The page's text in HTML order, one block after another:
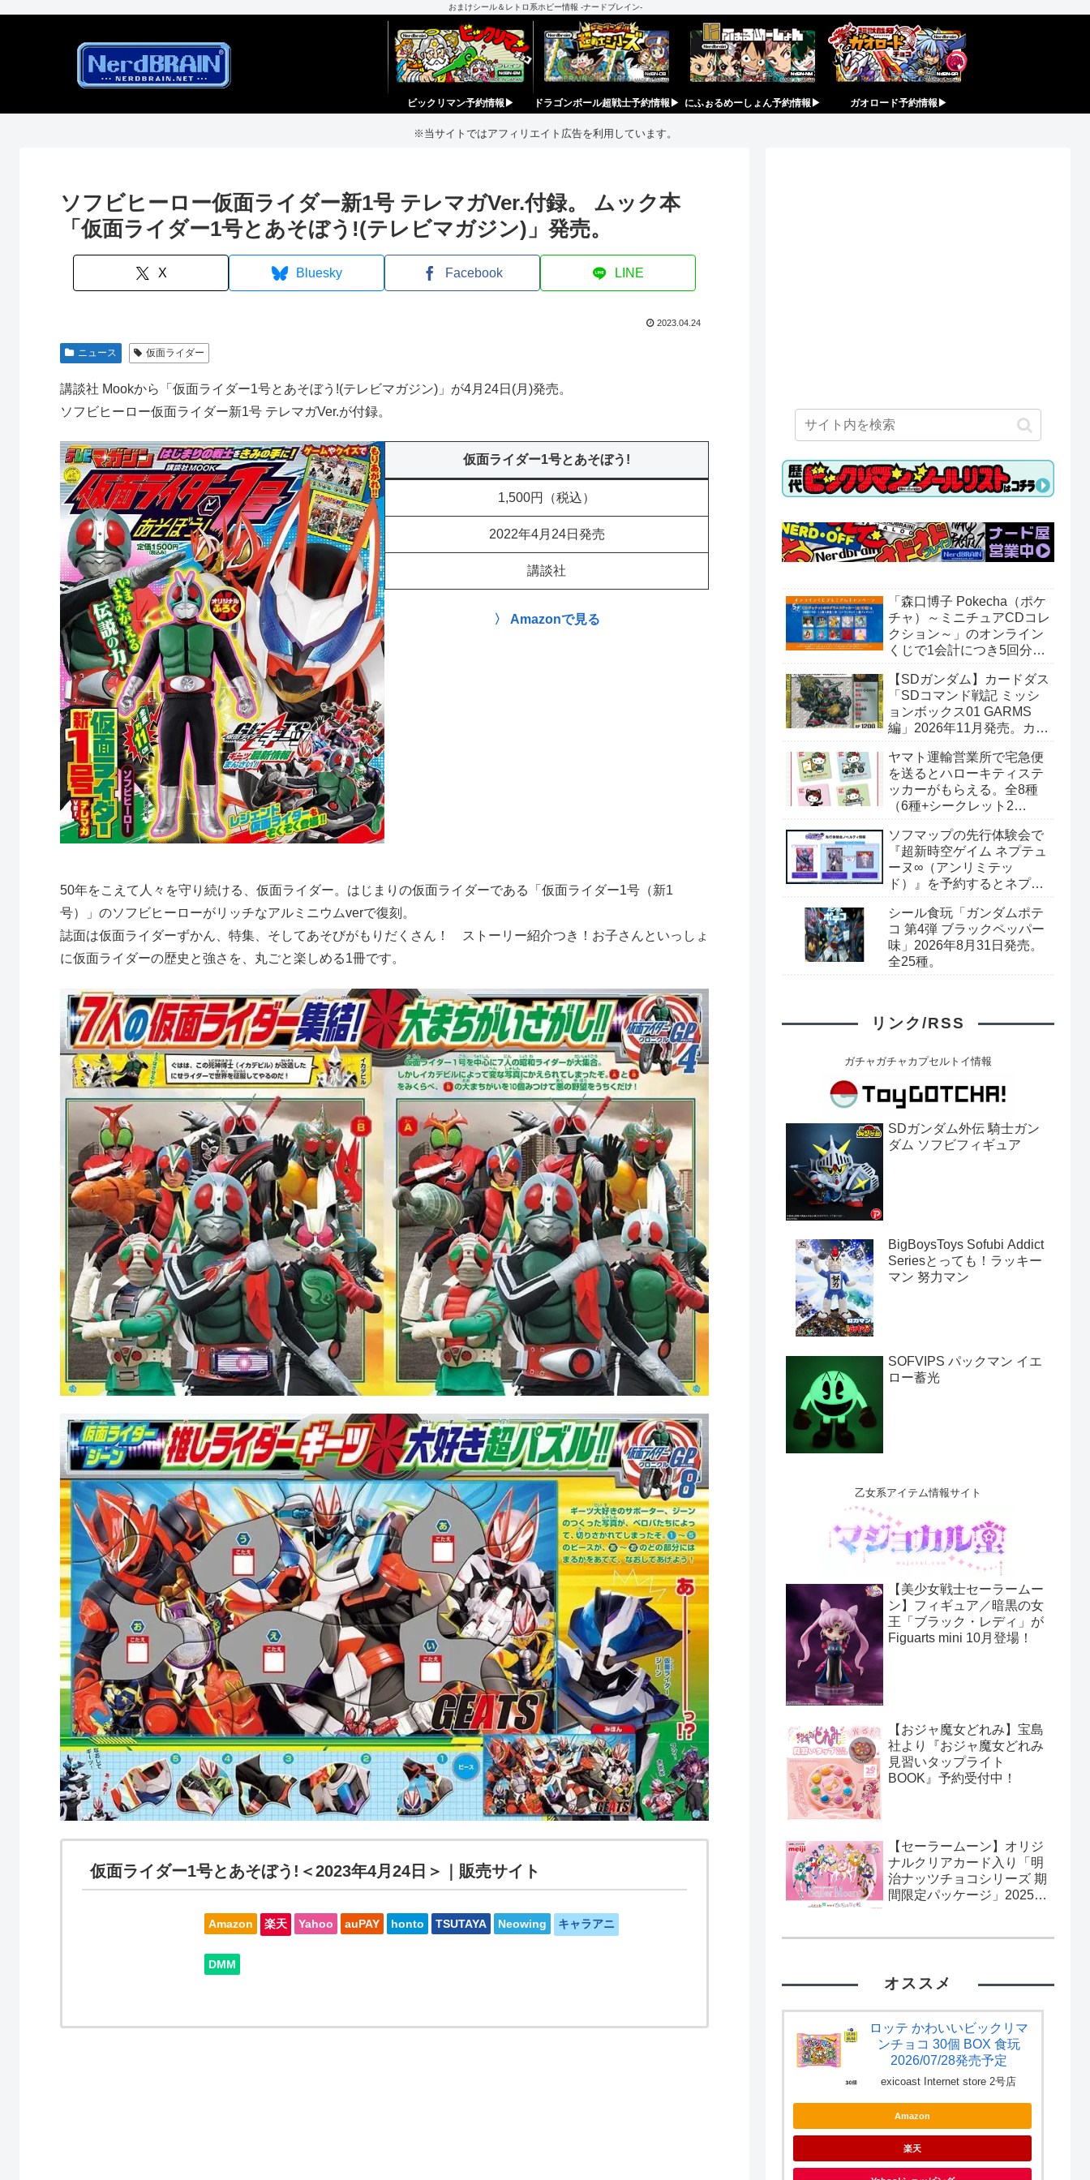
おまけシール＆レトロ系ホビー情報 -ナードブレイン-
ビックリマン予約情報▶︎ ドラゴンボール超戦士予約情報▶︎ にふぉるめーしょん予約情報▶︎ ガオロード予約情報▶︎
※当サイトではアフィリエイト広告を利用しています。
ソフビヒーロー仮面ライダー新1号 テレマガVer.付録。 ムック本
「仮面ライダー1号とあそぼう!(テレビマガジン)」発売。
X Bluesky Facebook LINE
2023.04.24
ニュース 仮面ライダー
講談社 Mookから「仮面ライダー1号とあそぼう!(テレビマガジン)」が4月24日(月)発売。
ソフビヒーロー仮面ライダー新1号 テレマガVer.が付録。
仮面ライダー1号とあそぼう!
1,500円（税込）
2022年4月24日発売
講談社
〉 Amazonで見る
50年をこえて人々を守り続ける、仮面ライダー。はじまりの仮面ライダーである「仮面ライダー1号（新1
号）」のソフビヒーローがリッチなアルミニウムverで復刻。
誌面は仮面ライダーずかん、特集、そしてあそびがもりだくさん！ ストーリー紹介つき！お子さんといっしょ
に仮面ライダーの歴史と強さを、丸ごと楽しめる1冊です。
仮面ライダー1号とあそぼう!＜2023年4月24日＞｜販売サイト
Amazon 楽天 Yahoo auPAY honto TSUTAYA Neowing キャラアニ
DMM
「森口博子 Pokecha（ポケ
チャ）～ミニチュアCDコレ
クション～」のオンライン
くじで1会計につき5回分購
トホログラムステッカー」
がもらえる。全10種。8月
15日〜。
【SDガンダム】カードダス
「SDコマンド戦記 ミッシ
ョンボックス01 GARMS
編」2026年11月発売。カー
プレミアムバンダイ予約開
始。
ヤマト運輸営業所で宅急便
を送るとハローキティステ
ッカーがもらえる。全8種
（6種+シークレット2
キラシール。
ソフマップの先行体験会で
『超新時空ゲイム ネプテュ
ーヌ∞（アンリミテッ
ド）』を予約するとネプテ
もらえる。8月8日（土）＠
ソフマップAKIBA
シール食玩「ガンダムポテ
コ 第4弾 ブラックペッパー
味」2026年8月31日発売。
全25種。
リンク/RSS
ガチャガチャカプセルトイ情報
SDガンダム外伝 騎士ガン
ダム ソフビフィギュア
BigBoysToys Sofubi Addict
Seriesとっても！ラッキー
マン 努力マン
SOFVIPS パックマン イエ
ロー蓄光
乙女系アイテム情報サイト
【美少女戦士セーラームー
ン】フィギュア／暗黒の女
王「ブラック・レディ」が
Figuarts mini 10月登場！
【おジャ魔女どれみ】宝島
社より『おジャ魔女どれみ
見習いタップライト
BOOK』予約受付中！
【セーラームーン】オリジ
ナルクリアカード入り「明
治ナッツチョコシリーズ 期
間限定パッケージ」2025年
オススメ
ロッテ かわいいビックリマ
ンチョコ 30個 BOX 食玩
2026/07/28発売予定
exicoast Internet store 2号店
Amazon
楽天